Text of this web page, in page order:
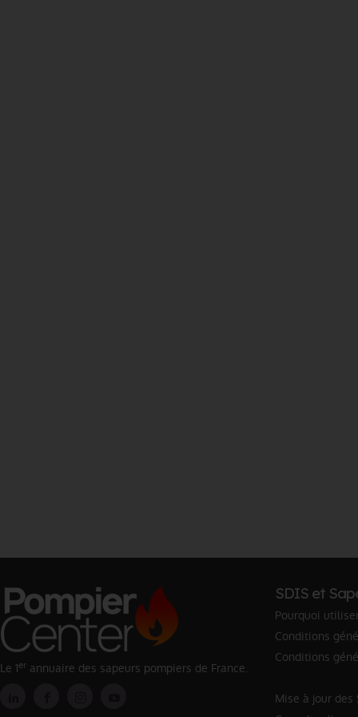
Le 1er annuaire des sapeurs pompiers de France.
SDIS et
Pourquoi
Conditions
Conditions
Mise à jour des